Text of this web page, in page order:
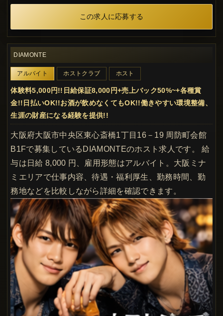
この求人に応募する
DIAMONTE
アルバイト ホストクラブ ホスト
体験料5,000円!!日給保証8,000円+売上バック50%~+各種賞
金!!日払いOK!!お酒が飲めなくてもOK!!働きやすい環境整備、
生涯の財産になる経験を提供!!
大阪府大阪市中央区東心斎橋1丁目16－19 周防町会館
B1Fで募集しているDIAMONTEのホスト求人です。 給
与は日給 8,000 円、雇用形態はアルバイト。大阪ミナ
ミエリアで仕事内容、待遇・福利厚生、勤務時間、勤
務地などを比較しながら詳細を確認できます。